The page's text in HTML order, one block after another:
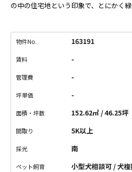
の中の住宅地という印象で、とにかく緑
を奥へ奥へ進むと、緑に包まれた可愛
い裏庭はプライベート感たっぷりで、
ちろん、ハンモックやブランコを置い
い野菜を育てたり、と夢が膨らむ広いお
^^^^^^^^^^^^^^^^^^^^^^^
ったよ、という方はこちら↓鎌倉
内通勤のほんとのところ』が気になる
blogs.jp/author/kamakura/4390/
物件No. 163191
賃料 -
管理費 -
坪単価 -
面積・坪数 152.62㎡ / 46.25坪
間取り 5K以上
採光 南
ペット飼育 小型犬相談可 / 犬